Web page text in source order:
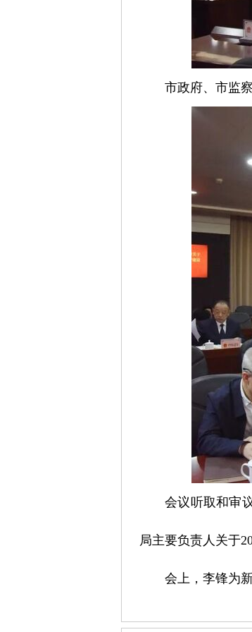
市政府、市监
会议听取和审
局主要负责人关于
会上，李锋为